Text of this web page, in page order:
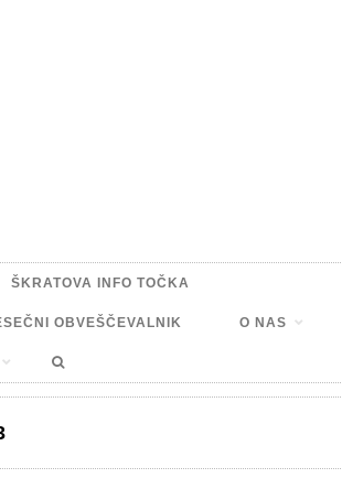
ŠKRATOVA INFO TOČKA
OBVEŠČEVALNIK O NAS